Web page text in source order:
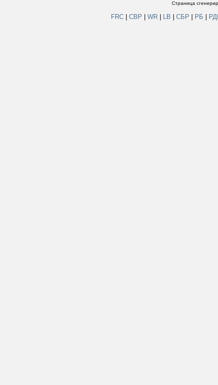
Страница
FRC СВР WR LB СБР РБ